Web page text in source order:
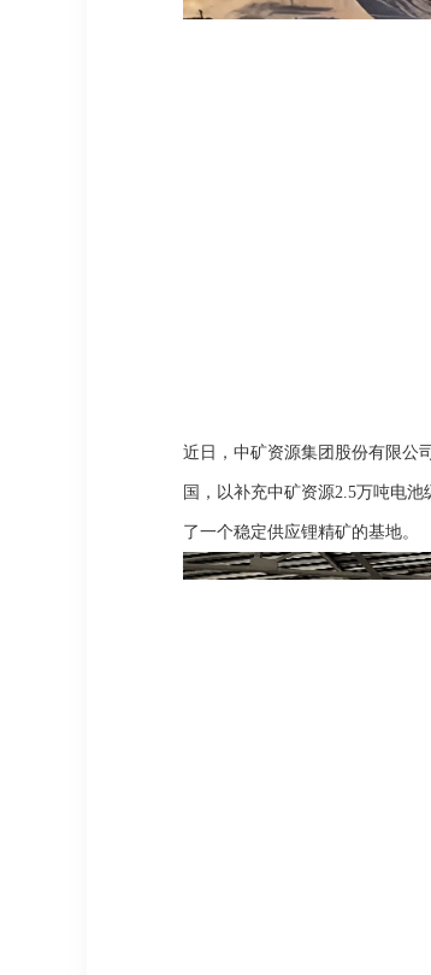
近日，中矿资源集团股份有限公
国，以补充中矿资源2.5万吨电
了一个稳定供应锂精矿的基地。